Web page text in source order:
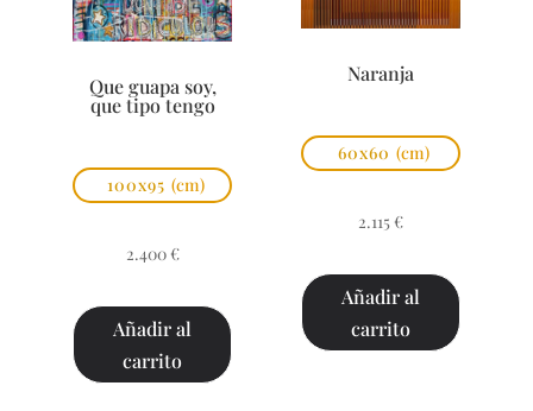
Que guapa soy,
que tipo tengo
100x95 (cm)
2.400 €
Añadir al
carrito
Naranja
60x60 (cm)
2.115 €
Añadir al
carrito